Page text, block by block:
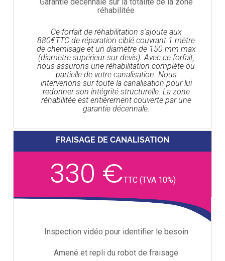
réhabilitée
Ce forfait de réhabilitation s'ajoute aux
880€TTC de réparation ciblé couvrant 1 mètre
de chemisage et un diamètre de 150 mm max
(diamètre supérieur sur devis). Avec ce forfait,
nous assurons une réhabilitation complète ou
partielle de votre canalisation. Nous
intervenons sur toute la canalisation pour lui
redonner son intégrité structurelle. La zone
réhabilitée est entièrement couverte par une
garantie décennale.
FRAISAGE DE CANALISATION
330 €TTC (TVA 10%)
Inspection vidéo pour identifier le besoin
Amené et repli du robot de fraisage